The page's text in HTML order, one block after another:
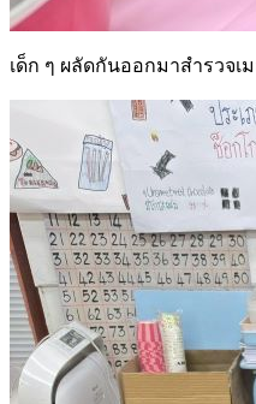
เด็ก ๆ ผลัดกันออกมาสำรวจ